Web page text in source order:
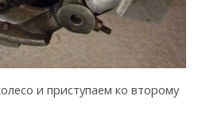
и приступаем ко второму